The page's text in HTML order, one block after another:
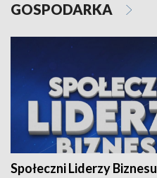
GOSPODARKA
Społeczni Liderzy Biznesu